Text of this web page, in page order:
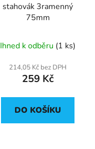
stahovák 3ramenný
75mm
Ihned k odběru (1 ks)
214,05 Kč bez DPH
259 Kč
DO KOŠÍKU